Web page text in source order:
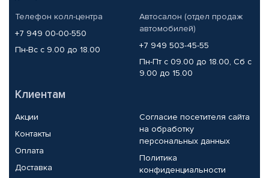
Телефон колл-центра
+7 949 00-00-550
Пн-Вс с 9.00 до 18.00
Автосалон (отдел продаж
автомобилей)
+7 949 503-45-55
Пн-Пт с 09.00 до 18.00, Сб с
9.00 до 15.00
Клиентам
Акции
Контакты
Оплата
Доставка
Согласие посетителя сайта
на обработку
персональных данных
Политика
конфиденциальности